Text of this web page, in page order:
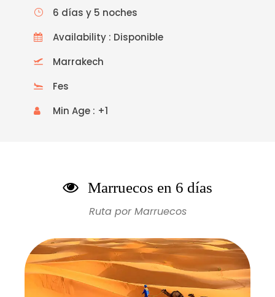
6 días y 5 noches
Availability : Disponible
Marrakech
Fes
Min Age : +1
Marruecos en 6 días
Ruta por Marruecos